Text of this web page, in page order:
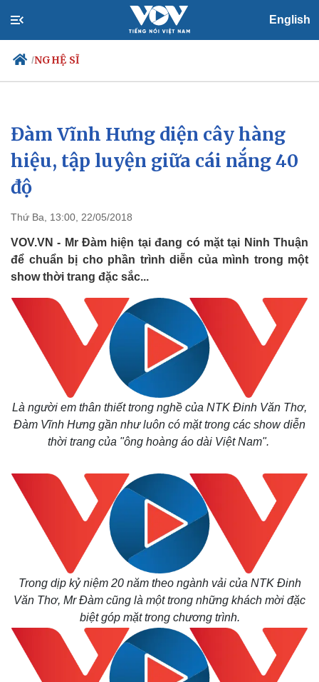
English
/NGHỆ SĨ
Chính trị
Đảng
Tổ chức nhân sự
Quốc hội
Nhận diện sự thật
Xã hội
Tin 24h
Dự báo thời tiết
Đàm Vĩnh Hưng diện cây hàng
hiệu, tập luyện giữa cái nắng 40
độ
Thứ Ba, 13:00, 22/05/2018
VOV.VN - Mr Đàm hiện tại đang có mặt tại Ninh Thuận
để chuẩn bị cho phần trình diễn của mình trong một
show thời trang đặc sắc...
Là người em thân thiết trong nghề của NTK Đinh Văn Thơ,
Đàm Vĩnh Hưng gần như luôn có mặt trong các show diễn
thời trang của "ông hoàng áo dài Việt Nam".
Trong dịp kỷ niệm 20 năm theo ngành vải của NTK Đinh
Văn Thơ, Mr Đàm cũng là một trong những khách mời đặc
biệt góp mặt trong chương trình.